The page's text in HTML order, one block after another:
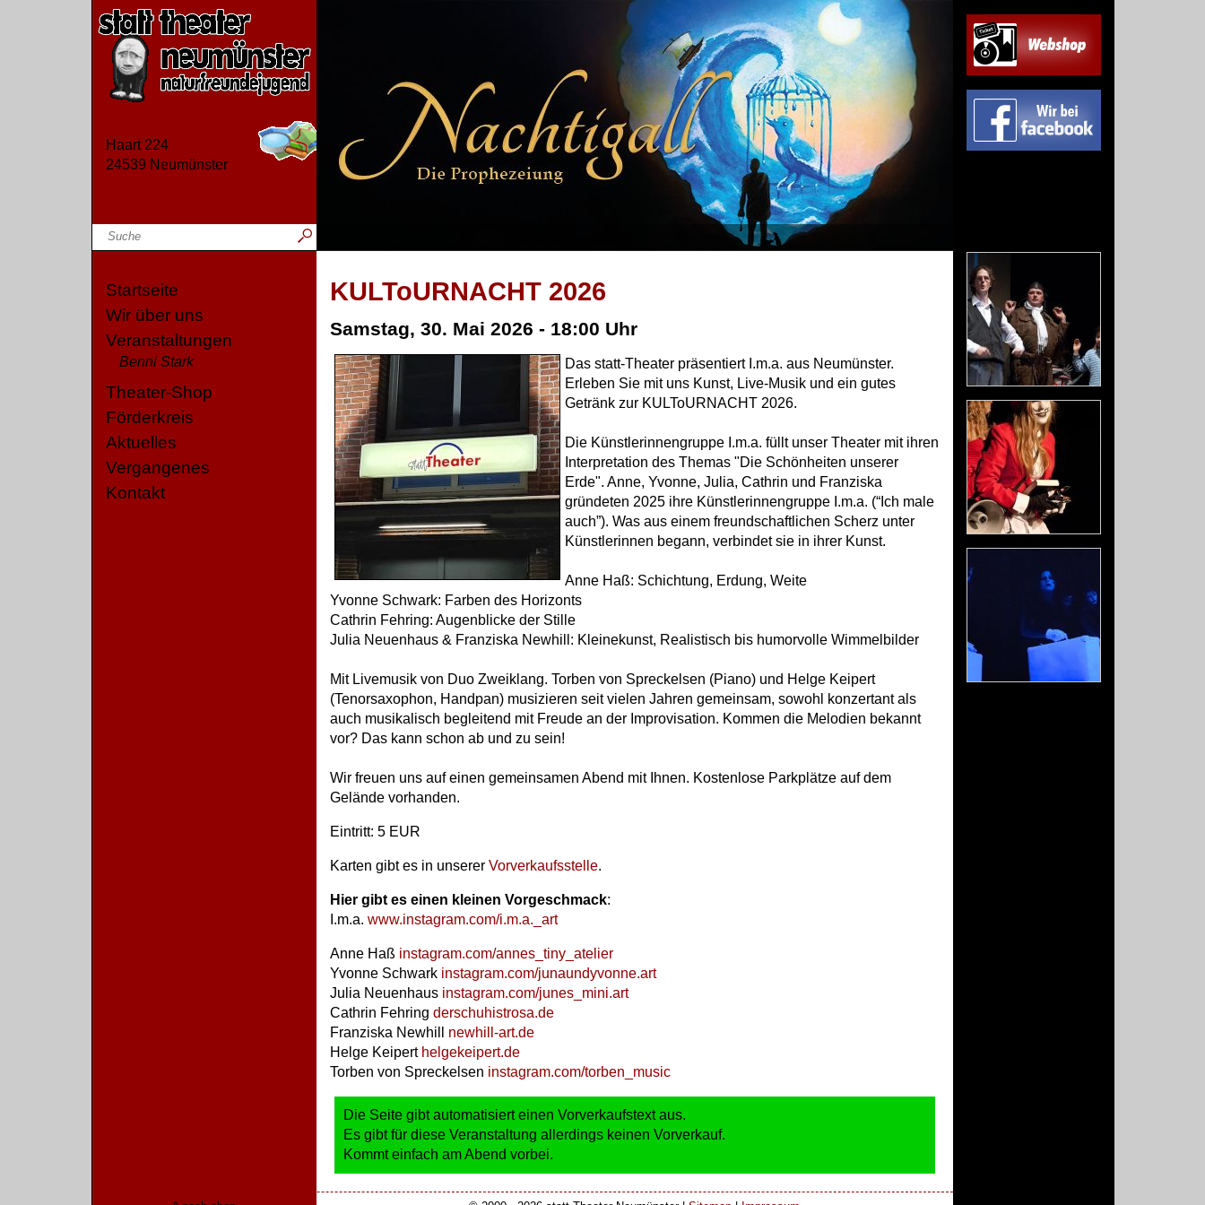
Haart 224
24539 Neumünster
Startseite
Wir über uns
Veranstaltungen
Benni Stark
Theater-Shop
Förderkreis
Aktuelles
Vergangenes
Kontakt
KULToURNACHT 2026
Samstag, 30. Mai 2026 - 18:00 Uhr
Das statt-Theater präsentiert I.m.a. aus Neumünster.
Erleben Sie mit uns Kunst, Live-Musik und ein gutes
Getränk zur KULToURNACHT 2026.
Die Künstlerinnengruppe I.m.a. füllt unser Theater mit ihren
Interpretation des Themas "Die Schönheiten unserer
Erde". Anne, Yvonne, Julia, Cathrin und Franziska
gründeten 2025 ihre Künstlerinnengruppe I.m.a. (“Ich male
auch”). Was aus einem freundschaftlichen Scherz unter
Künstlerinnen begann, verbindet sie in ihrer Kunst.
Anne Haß: Schichtung, Erdung, Weite
Yvonne Schwark: Farben des Horizonts
Cathrin Fehring: Augenblicke der Stille
Julia Neuenhaus & Franziska Newhill: Kleinekunst, Realistisch bis humorvolle Wimmelbilder
Mit Livemusik von Duo Zweiklang. Torben von Spreckelsen (Piano) und Helge Keipert
(Tenorsaxophon, Handpan) musizieren seit vielen Jahren gemeinsam, sowohl konzertant als
auch musikalisch begleitend mit Freude an der Improvisation. Kommen die Melodien bekannt
vor? Das kann schon ab und zu sein!
Wir freuen uns auf einen gemeinsamen Abend mit Ihnen. Kostenlose Parkplätze auf dem
Gelände vorhanden.
Eintritt: 5 EUR
Karten gibt es in unserer Vorverkaufsstelle.
Hier gibt es einen kleinen Vorgeschmack:
I.m.a. www.instagram.com/i.m.a._art
Anne Haß instagram.com/annes_tiny_atelier
Yvonne Schwark instagram.com/junaundyvonne.art
Julia Neuenhaus instagram.com/junes_mini.art
Cathrin Fehring derschuhistrosa.de
Franziska Newhill newhill-art.de
Helge Keipert helgekeipert.de
Torben von Spreckelsen instagram.com/torben_music
Die Seite gibt automatisiert einen Vorverkaufstext aus.
Es gibt für diese Veranstaltung allerdings keinen Vorverkauf.
Kommt einfach am Abend vorbei.